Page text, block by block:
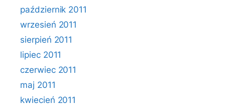
październik 2011
wrzesień 2011
sierpień 2011
lipiec 2011
czerwiec 2011
maj 2011
kwiecień 2011